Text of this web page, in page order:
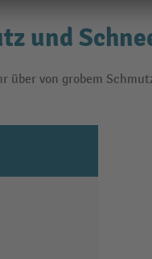
und
von grobem